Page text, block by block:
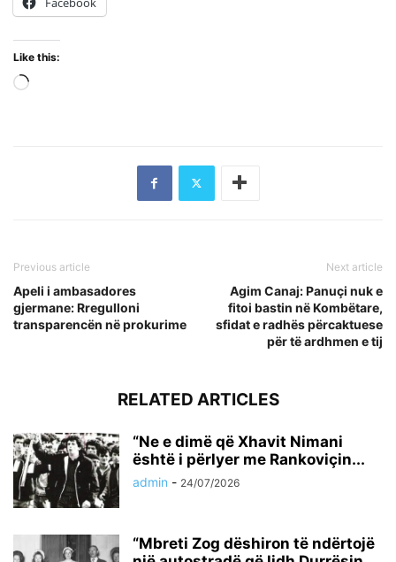
Like this:
Previous article
Apeli i ambasadores
gjermane: Rregulloni
transparencën në prokurime
Next article
Agim Canaj: Panuçi nuk e
fitoi bastin në Kombëtare,
sfidat e radhës përcaktuese
për të ardhmen e tij
RELATED ARTICLES
“Ne e dimë që Xhavit Nimani
është i përlyer me Rankoviçin...
admin - 24/07/2026
“Mbreti Zog dëshiron të ndërtojë